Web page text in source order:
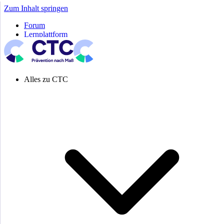
Zum Inhalt springen
Forum
Lernplattform
Pressespiegel
Newsletter
Systemeinstellung aktiv
Alles zu CTC